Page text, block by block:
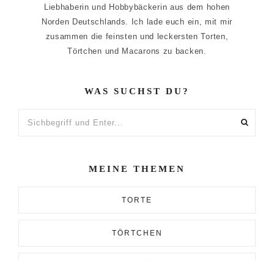
Liebhaberin und Hobbybäckerin aus dem hohen
Norden Deutschlands. Ich lade euch ein, mit mir
zusammen die feinsten und leckersten Torten,
Törtchen und Macarons zu backen.
WAS SUCHST DU?
MEINE THEMEN
TORTE
TÖRTCHEN